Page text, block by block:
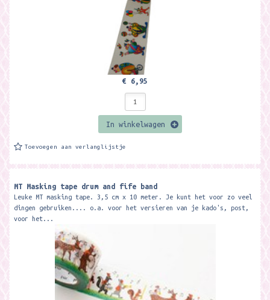
€ 6,95
In winkelwagen
Toevoegen aan verlanglijstje
MT Masking tape drum and fife band
Leuke MT masking tape. 3,5 cm x 10 meter. Je kunt het voor zo veel
dingen gebruiken.... o.a. voor het versieren van je kado's, post,
voor het...